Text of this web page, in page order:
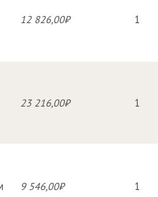
12 826,00₽ 1
23 216,00₽ 1
9 546,00₽ 1